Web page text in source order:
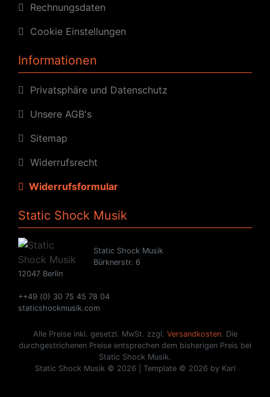
Rechnungsdaten
Cookie Einstellungen
Informationen
Privatsphäre und Datenschutz
Unsere AGB's
Sitemap
Widerrufsrecht
Widerrufsformular
Static Shock Musik
Static Shock Musik
Bürknerstr. 6
12047 Berlin
++49 (0) 30 75 45 78 04
staticshockmusik.com
Alle Preise inkl. gesetzl. MwSt. zzgl. Versandkosten. Die
durchgestrichenen Preise entsprechen dem bisherigen Preis bei
Static Shock Musik.
Static Shock Musik © 2026 | Template © 2026 by Karl